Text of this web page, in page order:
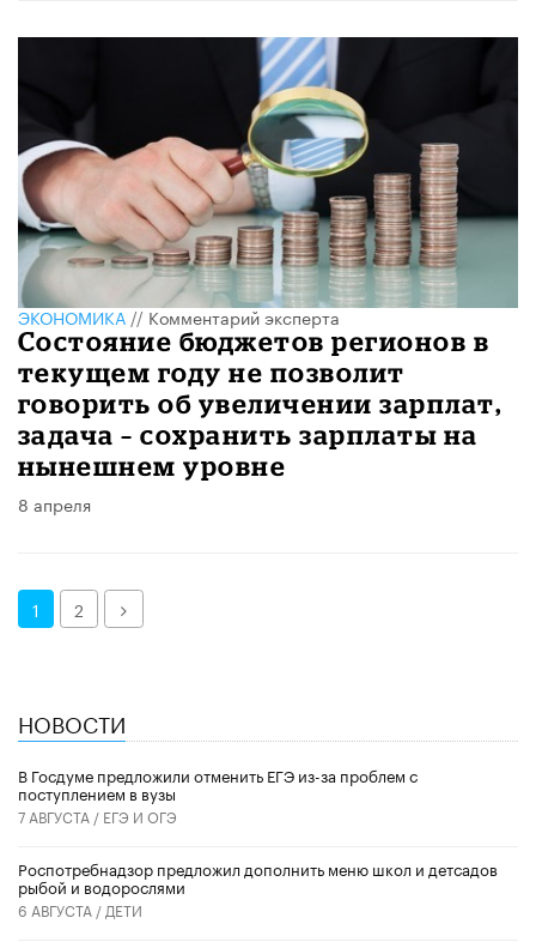
ЭКОНОМИКА//Комментарий эксперта
Состояние бюджетов регионов в
текущем году не позволит
говорить об увеличении зарплат,
задача – сохранить зарплаты на
нынешнем уровне
8 апреля
1 2 Далее
НОВОСТИ
В Госдуме предложили отменить ЕГЭ из-за проблем с
поступлением в вузы
7 АВГУСТА / ЕГЭ И ОГЭ
Роспотребнадзор предложил дополнить меню школ и детсадов
рыбой и водорослями
6 АВГУСТА / ДЕТИ